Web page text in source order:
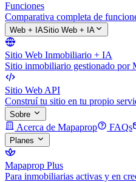
Funciones
Comparativa completa de
Web + IASitio Web + IA
Sitio Web Inmobiliario + IA
Sitio inmobiliario gestionado por
Sitio Web API
Construí tu sitio en tu propio
Sobre
Acerca de Mapaprop FAQs
Planes
Mapaprop Plus
Para inmobiliarias activas y en